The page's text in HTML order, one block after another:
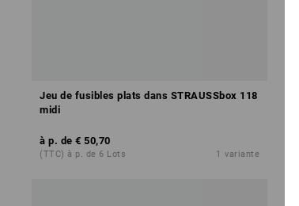
Jeu de fusibles plats dans STRAUSSbox 118
midi
à p. de € 50,70
(TTC) à p. de 6 Lots 1 variante